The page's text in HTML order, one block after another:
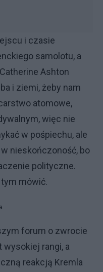
i czasie
samolotu, a
Ashton
i ziemi, żeby nam
atomowe,
więc nie
w pośpiechu, ale
nieskończoność, bo
polityczne.
tym mówić.
forum o zwrocie
rangi, a
reakcją Kremla